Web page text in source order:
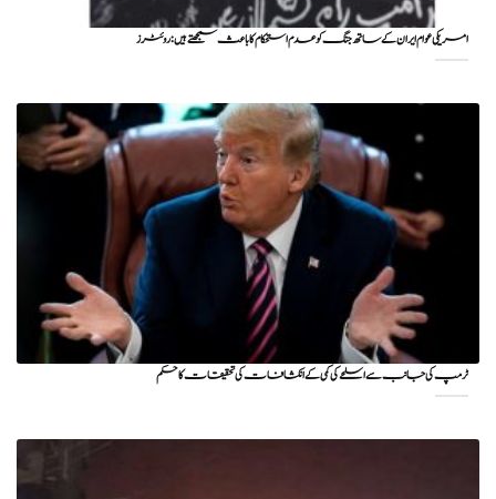
امریکی عوام ایران کے ساتھ جنگ کو عدم استحکام کا باعث سمجھتے ہیں: روئٹرز
ٹرمپ کی جانب سے اسلحے کی کمی کے انکشافات کی تحقیقات کا حکم